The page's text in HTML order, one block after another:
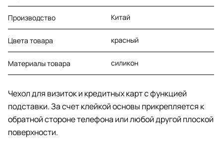
Производство Китай
Цвета товара красный
Материалы товара силикон
Чехол для визиток и кредитных карт с функцией
подставки. За счет клейкой основы прикрепляется к
обратной стороне телефона или любой другой плоской
поверхности.